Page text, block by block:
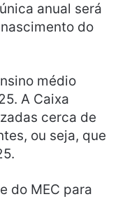
anual será
do
médio
A Caixa
cerca de
ou seja, que
do MEC para